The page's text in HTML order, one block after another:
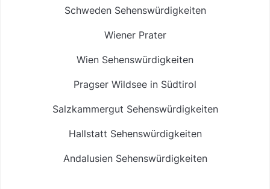
Schweden Sehenswürdigkeiten
Wiener Prater
Wien Sehenswürdigkeiten
Pragser Wildsee in Südtirol
Salzkammergut Sehenswürdigkeiten
Hallstatt Sehenswürdigkeiten
Andalusien Sehenswürdigkeiten